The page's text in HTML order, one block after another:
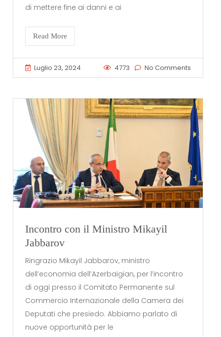
di mettere fine ai danni e ai
Read More
Luglio 23, 2024 4773 No Comments
Incontro con il Ministro Mikayil
Jabbarov
Ringrazio Mikayil Jabbarov, ministro
dell’economia dell’Azerbaigian, per l’incontro
di oggi presso il Comitato Permanente sul
Commercio Internazionale della Camera dei
Deputati che presiedo. Abbiamo parlato di
nuove opportunità per le